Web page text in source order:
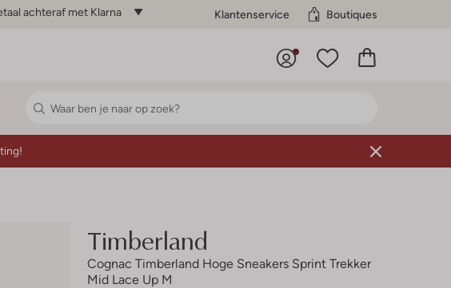
achteraf met Klarna Klantenservice Boutiques
Timberland
Cognac Timberland Hoge Sneakers Sprint Trekker
Mid Lace Up M